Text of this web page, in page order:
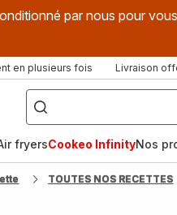
par nous pour
en plusieurs fois Livraison
["Que
recherchez-
vous
?",
fryer",
"Companion"]
fryersCookeo InfinityNos
TOUTES NOS RECETTES